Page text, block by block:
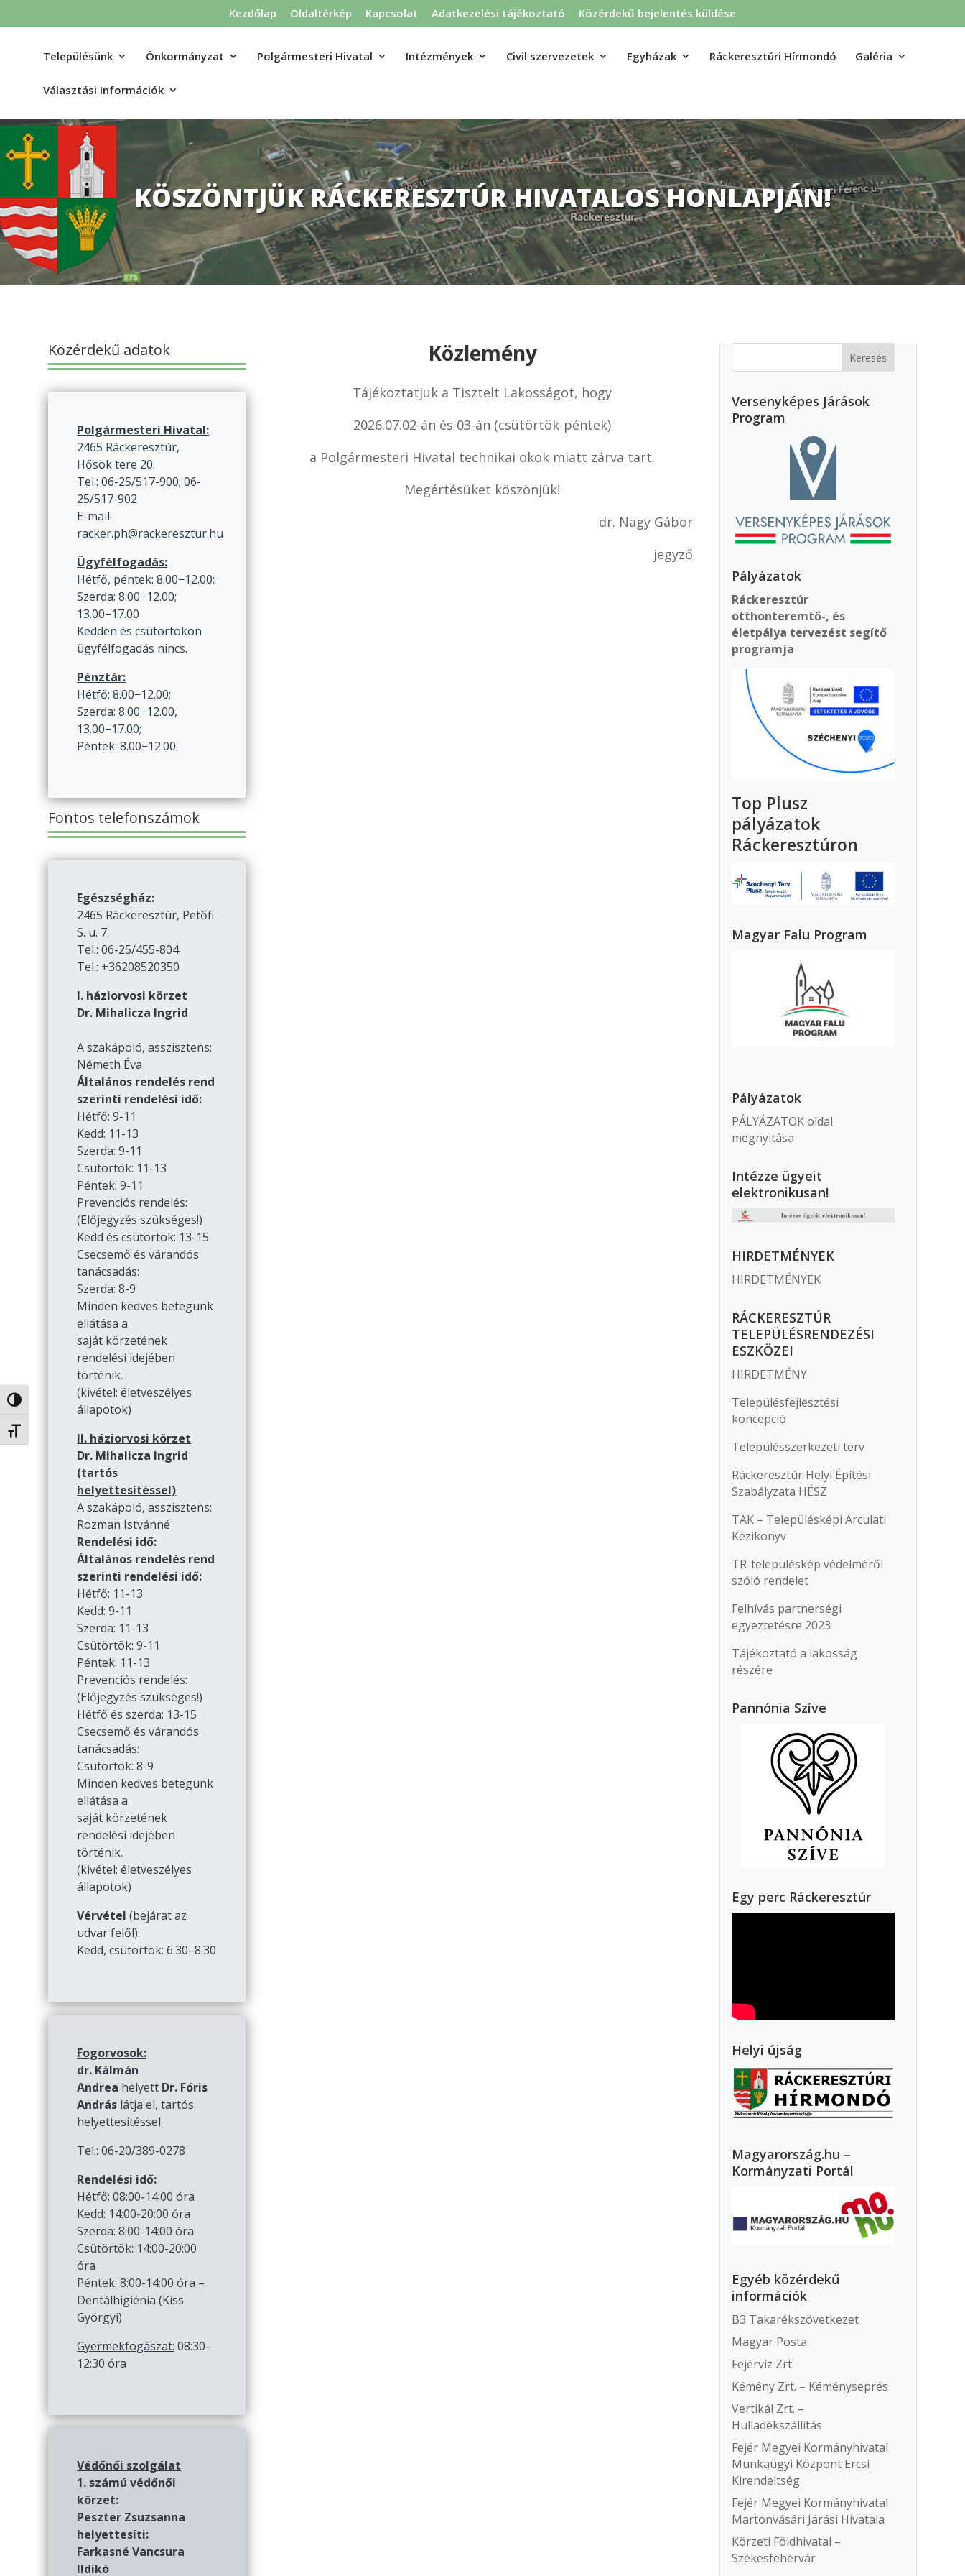
Nagy kontraszt váltása
Betűméret váltása
Kezdőlap Oldaltérkép Kapcsolat Adatkezelési tájékoztató Közérdekű bejelentés küldése
Településünk Önkormányzat Polgármesteri Hivatal Intézmények Civil szervezetek Egyházak Ráckeresztúri Hírmondó Galéria
Választási Információk
KÖSZÖNTJÜK RÁCKERESZTÚR HIVATALOS HONLAPJÁN!
Közérdekű adatok
Polgármesteri Hivatal:
2465 Ráckeresztúr,
Hősök tere 20.
Tel.: 06-25/517-900; 06-
25/517-902
E-mail:
racker.ph@rackeresztur.hu
Ügyfélfogadás:
Hétfő, péntek: 8.00−12.00;
Szerda: 8.00−12.00;
13.00−17.00
Kedden és csütörtökön
ügyfélfogadás nincs.
Pénztár:
Hétfő: 8.00−12.00;
Szerda: 8.00−12.00,
13.00−17.00;
Péntek: 8.00−12.00
Fontos telefonszámok
Egészségház:
2465 Ráckeresztúr, Petőfi
S. u. 7.
Tel.: 06-25/455-804
Tel.: +36208520350
I. háziorvosi körzet
Dr. Mihalicza Ingrid
A szakápoló, asszisztens:
Németh Éva
Általános rendelés rend
szerinti rendelési idő:
Hétfő: 9-11
Kedd: 11-13
Szerda: 9-11
Csütörtök: 11-13
Péntek: 9-11
Prevenciós rendelés:
(Előjegyzés szükséges!)
Kedd és csütörtök: 13-15
Csecsemő és várandós
tanácsadás:
Szerda: 8-9
Minden kedves betegünk
ellátása a
saját körzetének
rendelési idejében
történik.
(kivétel: életveszélyes
állapotok)
II. háziorvosi körzet
Dr. Mihalicza Ingrid
(tartós
helyettesítéssel)
A szakápoló, asszisztens:
Rozman Istvánné
Rendelési idő:
Általános rendelés rend
szerinti rendelési idő:
Hétfő: 11-13
Kedd: 9-11
Szerda: 11-13
Csütörtök: 9-11
Péntek: 11-13
Prevenciós rendelés:
(Előjegyzés szükséges!)
Hétfő és szerda: 13-15
Csecsemő és várandós
tanácsadás:
Csütörtök: 8-9
Minden kedves betegünk
ellátása a
saját körzetének
rendelési idejében
történik.
(kivétel: életveszélyes
állapotok)
Vérvétel (bejárat az
udvar felől):
Kedd, csütörtök: 6.30–8.30
Fogorvosok:
dr. Kálmán
Andrea helyett Dr. Fóris
András látja el, tartós
helyettesítéssel.
Tel.: 06-20/389-0278
Rendelési idő:
Hétfő: 08:00-14:00 óra
Kedd: 14:00-20:00 óra
Szerda: 8:00-14:00 óra
Csütörtök: 14:00-20:00
óra
Péntek: 8:00-14:00 óra –
Dentálhigiénia (Kiss
Györgyi)
Gyermekfogászat: 08:30-
12:30 óra
Védőnői szolgálat
1. számú védőnői
körzet:
Peszter Zsuzsanna
helyettesíti:
Farkasné Vancsura
Ildikó
Közlemény
Tájékoztatjuk a Tisztelt Lakosságot, hogy
2026.07.02-án és 03-án (csütörtök-péntek)
a Polgármesteri Hivatal technikai okok miatt zárva tart.
Megértésüket köszönjük!
dr. Nagy Gábor
jegyző
Versenyképes Járások
Program
Pályázatok
Ráckeresztúr
otthonteremtő-, és
életpálya tervezést segítő
programja
Top Plusz
pályázatok
Ráckeresztúron
Magyar Falu Program
Pályázatok
PÁLYÁZATOK oldal
megnyitása
Intézze ügyeit
elektronikusan!
HIRDETMÉNYEK
HIRDETMÉNYEK
RÁCKERESZTÚR
TELEPÜLÉSRENDEZÉSI
ESZKÖZEI
HIRDETMÉNY
Településfejlesztési
koncepció
Településszerkezeti terv
Ráckeresztúr Helyi Építési
Szabályzata HÉSZ
TAK – Településképi Arculati
Kézikönyv
TR-településkép védelméről
szóló rendelet
Felhívás partnerségi
egyeztetésre 2023
Tájékoztató a lakosság
részére
Pannónia Szíve
Egy perc Ráckeresztúr
Helyi újság
Magyarország.hu –
Kormányzati Portál
Egyéb közérdekű
információk
B3 Takarékszövetkezet
Magyar Posta
Fejérvíz Zrt.
Kémény Zrt. – Kéményseprés
Vertikál Zrt. –
Hulladékszállítás
Fejér Megyei Kormányhivatal
Munkaügyi Központ Ercsi
Kirendeltség
Fejér Megyei Kormányhivatal
Martonvásári Járási Hivatala
Körzeti Földhivatal –
Székesfehérvár